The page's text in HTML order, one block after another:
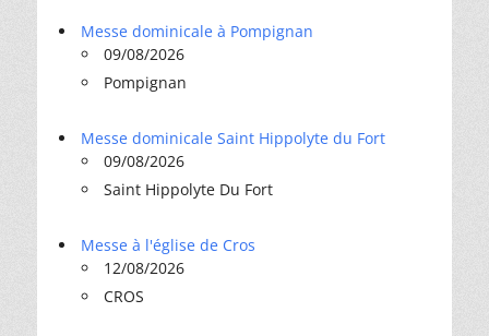
Messe dominicale à Pompignan
09/08/2026
Pompignan
Messe dominicale Saint Hippolyte du Fort
09/08/2026
Saint Hippolyte Du Fort
Messe à l'église de Cros
12/08/2026
CROS